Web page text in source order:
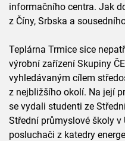
informačního centra. Jak
z Číny, Srbska a
Teplárna Trmice sice
výrobní zařízení Skupiny
vyhledávaným cílem
z nejbližšího okolí. Na její
se vydali studenti ze
Střední průmyslové školy
posluchači z katedry